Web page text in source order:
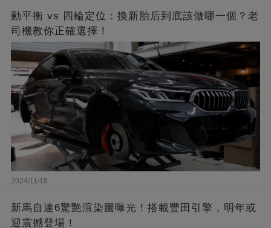
動平衡 vs 四輪定位：換新胎后到底該做哪一個？老
司機教你正確選擇！
2024/11/18
新馬自達6驚艷渲染圖曝光！搭載豐田引擎，明年或
迎震撼登場！